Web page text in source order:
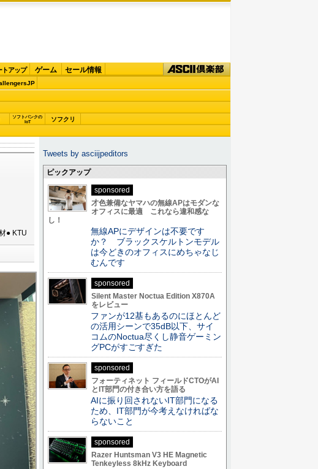
トアップ ゲーム セール情報
ソフトバンクの
IoT
ソフクリ
● KTU
Tweets by asciijpeditors
ピックアップ
sponsored
才色兼備なヤマハの無線APはモダンな
オフィスに最適 これなら違和感な
し！
無線APにデザインは不要です
か？ ブラックスケルトンモデル
は今どきのオフィスにめちゃなじ
むんです
sponsored
Silent Master Noctua Edition X870A
をレビュー
ファンが12基もあるのにほとんど
の活用シーンで35dB以下、サイ
コムのNoctua尽くし静音ゲーミン
グPCがすごすぎた
sponsored
フォーティネット フィールドCTOがAI
とIT部門の付き合い方を語る
AIに振り回されないIT部門になる
ため、IT部門が今考えなければな
らないこと
sponsored
Razer Huntsman V3 HE Magnetic
Tenkeyless 8kHz Keyboard